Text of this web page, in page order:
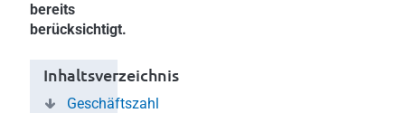
bereits
berücksichtigt.
Inhaltsverzeichnis
Geschäftszahl